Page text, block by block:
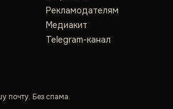
Рекламодателям
Медиакит
Telegram-канал
почту. Без спама.